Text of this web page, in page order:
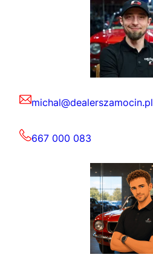
michal@dealerszamocin.pl
667 000 083